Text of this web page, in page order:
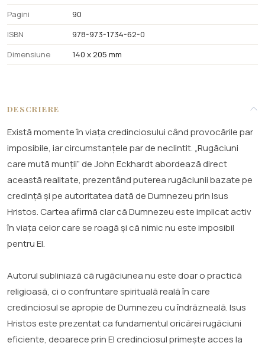
Pagini
90
ISBN
978-973-1734-62-0
Dimensiune
140 x 205 mm
DESCRIERE
Există momente în viața credinciosului când provocările par
imposibile, iar circumstanțele par de neclintit. „Rugăciuni
care mută munții” de John Eckhardt abordează direct
această realitate, prezentând puterea rugăciunii bazate pe
credință și pe autoritatea dată de Dumnezeu prin Isus
Hristos. Cartea afirmă clar că Dumnezeu este implicat activ
în viața celor care se roagă și că nimic nu este imposibil
pentru El.
Autorul subliniază că rugăciunea nu este doar o practică
religioasă, ci o confruntare spirituală reală în care
credinciosul se apropie de Dumnezeu cu îndrăzneală. Isus
Hristos este prezentat ca fundamentul oricărei rugăciuni
eficiente, deoarece prin El credinciosul primește acces la